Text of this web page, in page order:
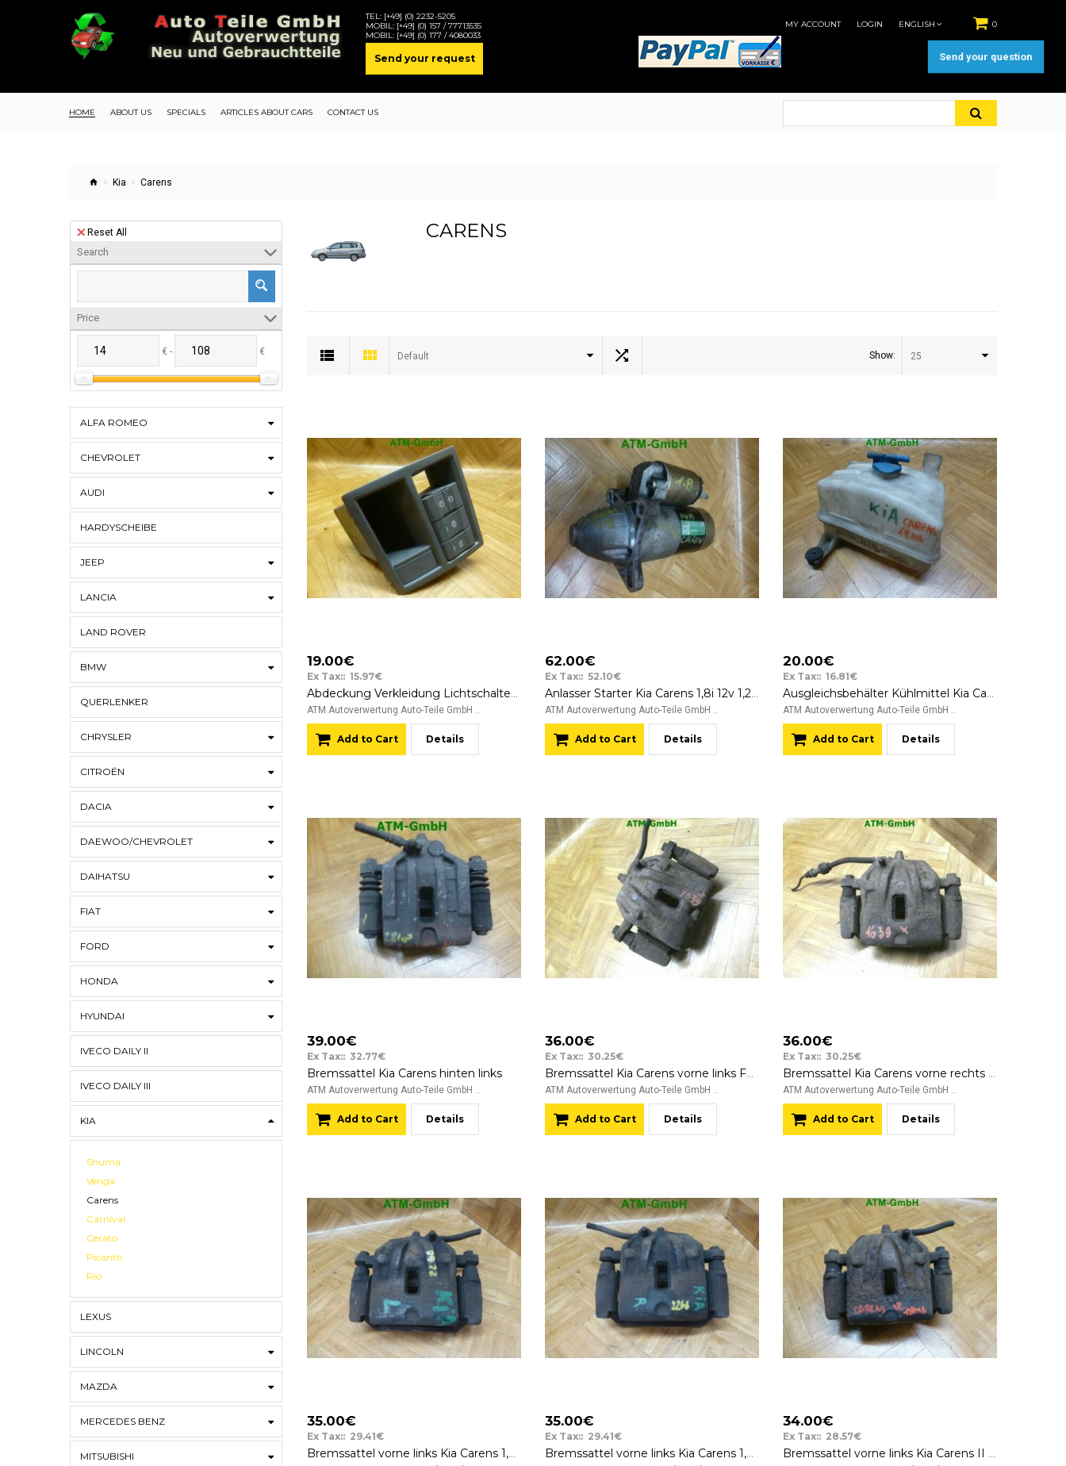
TEL: [+49] (0) 2232-5205
MOBIL: [+49] (0) 157 / 77713535
MOBIL: [+49] (0) 177 / 4080033
Send your request
0
MY ACCOUNT LOGIN ENGLISH
HOME ABOUT US SPECIALS ARTICLES ABOUT CARS CONTACT US
Kia Carens
Reset All
Search
Price
€ - €
ALFA ROMEO
CHEVROLET
AUDI
HARDYSCHEIBE
JEEP
LANCIA
LAND ROVER
BMW
QUERLENKER
CHRYSLER
CITROËN
DACIA
DAEWOO/CHEVROLET
DAIHATSU
FIAT
FORD
HONDA
HYUNDAI
IVECO DAILY II
IVECO DAILY III
KIA
Shuma
Venga
Carens
Carnival
Cerato
Picanto
Rio
LEXUS
LINCOLN
MAZDA
MERCEDES BENZ
MITSUBISHI
CARENS
Default Show: 25
19.00€
Ex Tax:: 15.97€
Abdeckung Verkleidung Lichtschalter Kia Carens 2,0 CRDi 0K2FA55311
ATM Autoverwertung Auto-Teile GmbH ..
Add to Cart Details
62.00€
Ex Tax:: 52.10€
Anlasser Starter Kia Carens 1,8i 12v 1,2kW M42373 OK95618400
ATM Autoverwertung Auto-Teile GmbH ..
Add to Cart Details
20.00€
Ex Tax:: 16.81€
Ausgleichsbehälter Kühlmittel Kia Carens II 2,0 CRDi 0K2KB15350
ATM Autoverwertung Auto-Teile GmbH ..
Add to Cart Details
39.00€
Ex Tax:: 32.77€
Bremssattel Kia Carens hinten links
ATM Autoverwertung Auto-Teile GmbH ..
Add to Cart Details
36.00€
Ex Tax:: 30.25€
Bremssattel Kia Carens vorne links Fahrerseite KASCO
ATM Autoverwertung Auto-Teile GmbH ..
Add to Cart Details
36.00€
Ex Tax:: 30.25€
Bremssattel Kia Carens vorne rechts Beifahrerseite
ATM Autoverwertung Auto-Teile GmbH ..
Add to Cart Details
35.00€
Ex Tax:: 29.41€
Bremssattel vorne links Kia Carens 1,8i KASCO RSFL KMC BK1 10180A
35.00€
Ex Tax:: 29.41€
Bremssattel vorne links Kia Carens 1,8i KASCO RSFL KMC BK6
34.00€
Ex Tax:: 28.57€
Bremssattel vorne links Kia Carens II 2,0 CRDi BK4 AC60
Send your question